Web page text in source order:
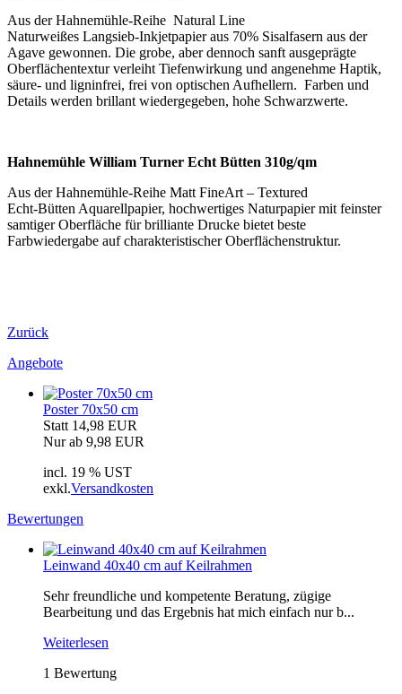
Aus der Hahnemühle-Reihe Natural Line
Naturweißes Langsieb-Inkjetpapier aus 70% Sisalfasern aus der
Agave gewonnen. Die grobe, aber dennoch sanft ausgeprägte
Oberflächentextur verleiht Tiefenwirkung und angenehme Haptik,
säure- und ligninfrei, frei von optischen Aufhellern. Farben und
Details werden brillant wiedergegeben, hohe Schwarzwerte.
Hahnemühle William Turner Echt Bütten 310g/qm
Aus der Hahnemühle-Reihe Matt FineArt – Textured
Echt-Bütten Aquarellpapier, hochwertiges Naturpapier mit feinster
samtiger Oberfläche für brilliante Drucke bietet beste
Farbwiedergabe auf charakteristischer Oberflächenstruktur.
Zurück
Angebote
Poster 70x50 cm
Statt 14,98 EUR
Nur ab 9,98 EUR
incl. 19 % UST
exkl.Versandkosten
Bewertungen
Leinwand 40x40 cm auf Keilrahmen
Sehr freundliche und kompetente Beratung, zügige
Bearbeitung und das Ergebnis hat mich einfach nur b...
Weiterlesen
1 Bewertung